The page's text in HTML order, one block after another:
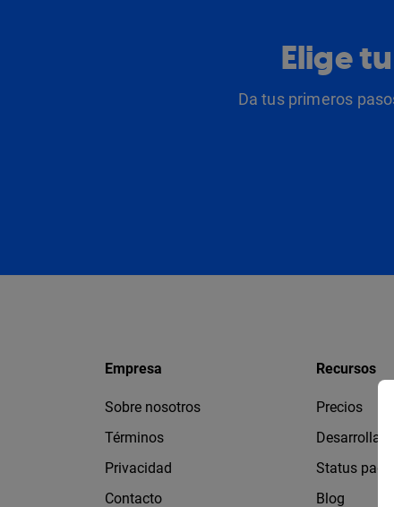
Elige
Da tus primeros
Empresa
Sobre nosotros
Términos
Privacidad
Contacto
Recursos
Precios
Status page
Blog